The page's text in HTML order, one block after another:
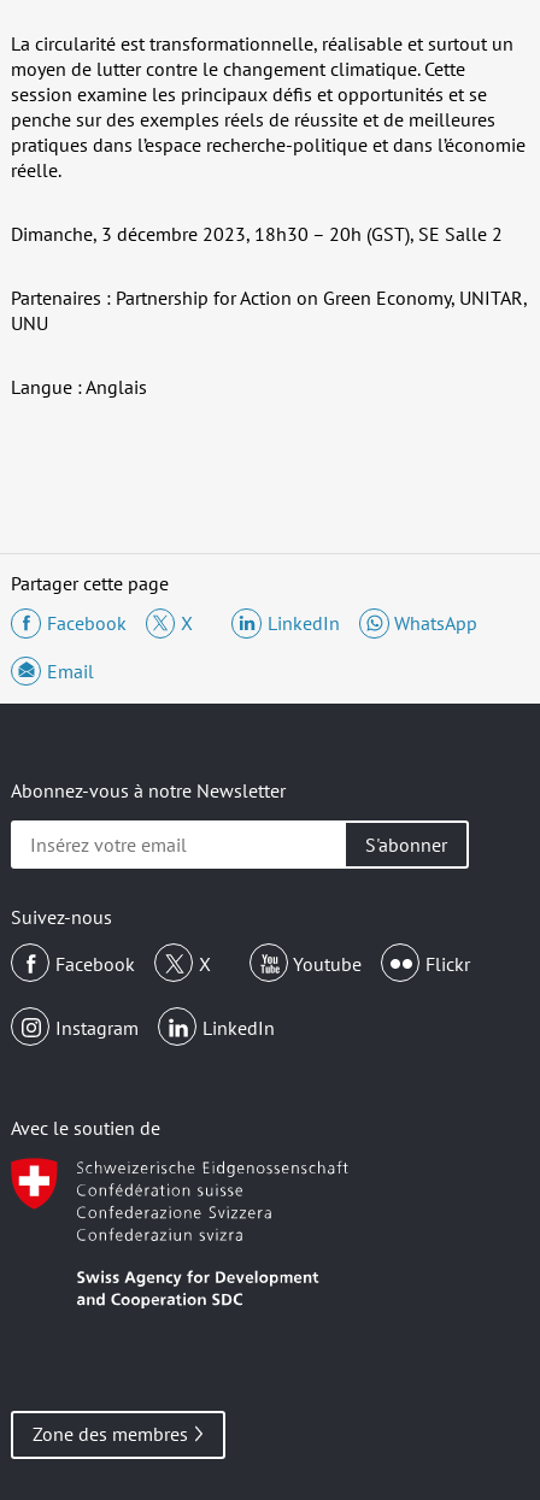
La circularité est transformationnelle, réalisable et surtout un
moyen de lutter contre le changement climatique. Cette
session examine les principaux défis et opportunités et se
penche sur des exemples réels de réussite et de meilleures
pratiques dans l’espace recherche-politique et dans l’économie
réelle.
Dimanche, 3 décembre 2023, 18h30 – 20h (GST), SE Salle 2
Partenaires : Partnership for Action on Green Economy, UNITAR,
UNU
Langue : Anglais
Partager cette page
Facebook
X LinkedIn
WhatsApp
Email
Abonnez-vous à notre Newsletter
Insérez
votre
Suivez-nous
Facebook
X Youtube Flickr
Instagram LinkedIn
Avec le soutien de
Zone des membres